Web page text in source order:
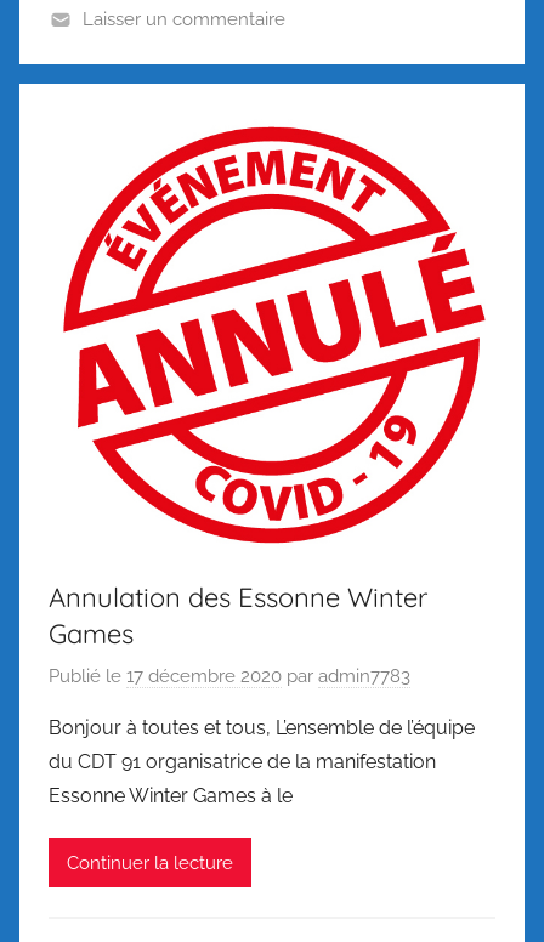
Laisser un commentaire
Annulation des Essonne Winter
Games
Publié le 17 décembre 2020 par admin7783
Bonjour à toutes et tous, L’ensemble de l’équipe
du CDT 91 organisatrice de la manifestation
Essonne Winter Games à le
Continuer la lecture